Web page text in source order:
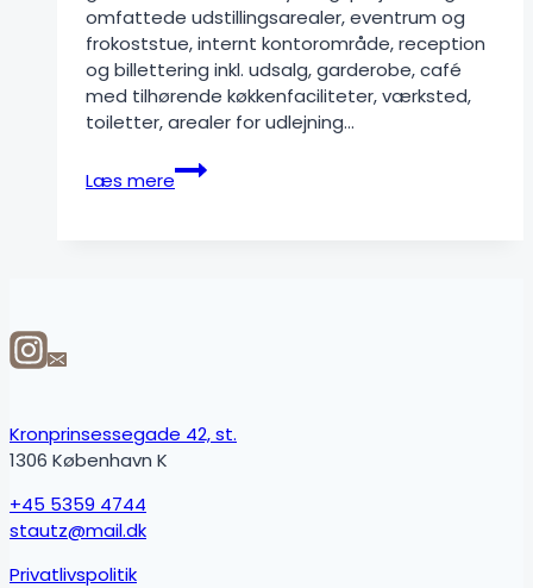
omfattede udstillingsarealer, eventrum og
frokoststue, internt kontorområde, reception
og billettering inkl. udsalg, garderobe, café
med tilhørende køkkenfaciliteter, værksted,
toiletter, arealer for udlejning…
Læs mere
Haaning
Collection
Kronprinsessegade 42, st.
1306 København K
+45 5359 4744
stautz@mail.dk
Privatlivspolitik